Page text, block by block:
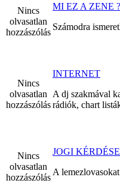
Nincs
olvasatlan
hozzászólás
MI EZ A ZENE ?
Számodra
Nincs
olvasatlan
hozzászólás
INTERNET
A dj szakmával
rádiók, chart
Nincs
olvasatlan
hozzászólás
JOGI
A